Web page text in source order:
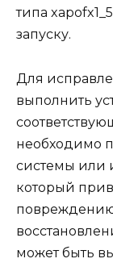
типа
запуску.
Для
выполнить
необходимо
системы или
который
может быть